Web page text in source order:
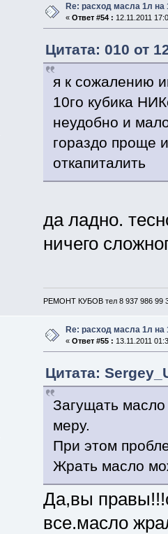
Re: расход масла 1л на
« Ответ #54 : 12.11.2011
Цитата: 010 от
я к сожалению
10го кубика
неудобно и
гораздо проще
откапиталить
да ладно.
ничего
РЕМОНТ КУБОВ тел 8 937 986 99
Re: расход масла 1л на
« Ответ #55 : 13.11.2011
Цитата:
Загущать
меру.
При этом
Жрать масло
Да,вы
все.масло